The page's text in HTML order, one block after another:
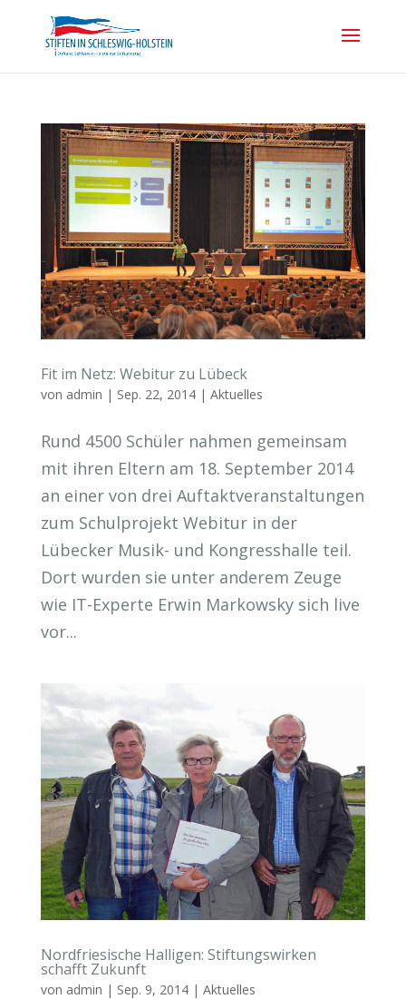
Fit im Netz: Webitur zu Lübeck
von admin | Sep. 22, 2014| Aktuelles
Rund 4500 Schüler nahmen gemeinsam
mit ihren Eltern am 18. September 2014
an einer von drei Auftaktveranstaltungen
zum Schulprojekt Webitur in der
Lübecker Musik- und Kongresshalle teil.
Dort wurden sie unter anderem Zeuge
wie IT-Experte Erwin Markowsky sich live
vor...
Nordfriesische Halligen: Stiftungswirken
schafft Zukunft
von admin | Sep. 9, 2014| Aktuelles